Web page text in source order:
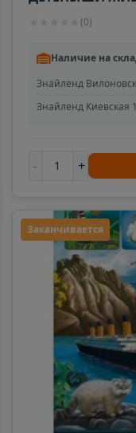
мире знаний.
(0)
Наличие на
Знайленд
Знайленд Киевская
- +
Заканчивается